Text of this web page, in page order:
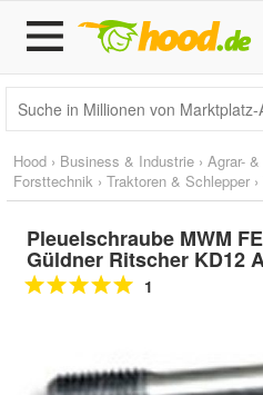
Hood › Business & Industrie › Agrar-
Forsttechnik › Traktoren & Schlepper ›
Pleuelschraube MWM
Güldner Ritscher KD12
1